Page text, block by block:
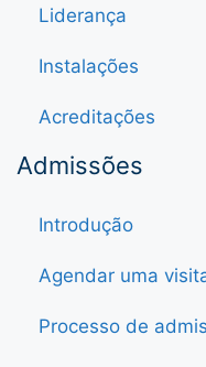
Liderança
Instalações
Acreditações
Admissões
Introdução
Agendar uma
Processo de